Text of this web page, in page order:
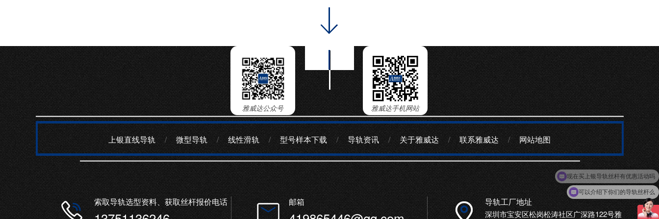
雅威达手机网站
雅威达公众号
上银直线导轨 / 微型导轨 / 线性滑轨 / 型号样本下载 / 导轨资讯 / 关于雅威达 / 联系雅威达 / 网站地图
索取导轨选型资料、获取丝杆报价电话 邮箱 导轨工厂地址
深圳市宝安区松岗松涛社区广深路122号雅
可以介绍下你们的导轨丝杆么